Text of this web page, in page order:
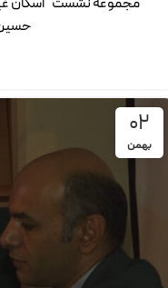
02
بهمن